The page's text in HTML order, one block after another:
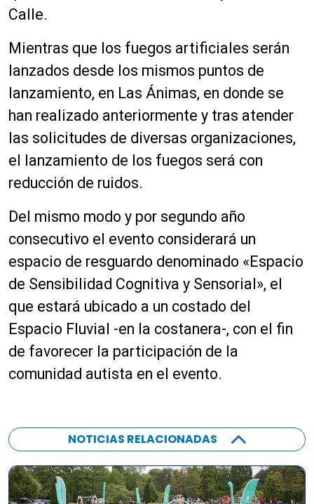
Calle.
Mientras que los fuegos artificiales serán
lanzados desde los mismos puntos de
lanzamiento, en Las Ánimas, en donde se
han realizado anteriormente y tras atender
las solicitudes de diversas organizaciones,
el lanzamiento de los fuegos será con
reducción de ruidos.
Del mismo modo y por segundo año
consecutivo el evento considerará un
espacio de resguardo denominado «Espacio
de Sensibilidad Cognitiva y Sensorial», el
que estará ubicado a un costado del
Espacio Fluvial -en la costanera-, con el fin
de favorecer la participación de la
comunidad autista en el evento.
NOTICIAS RELACIONADAS